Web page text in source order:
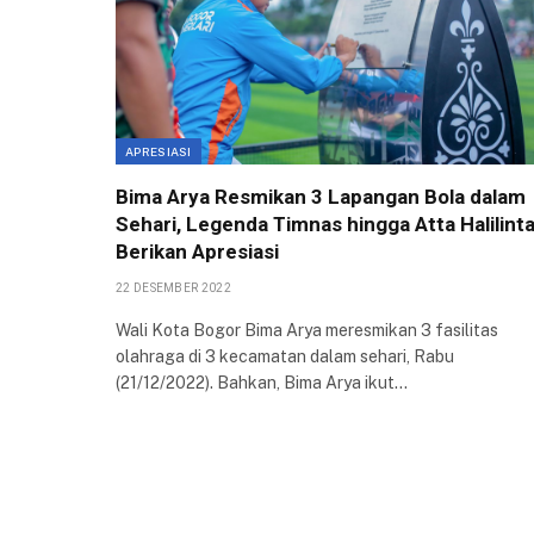
APRESIASI
Bima Arya Resmikan 3 Lapangan Bola dalam
Sehari, Legenda Timnas hingga Atta
Berikan Apresiasi
22 DESEMBER 2022
Wali Kota Bogor Bima Arya meresmikan 3 fasilitas
olahraga di 3 kecamatan dalam sehari, Rabu
(21/12/2022). Bahkan, Bima Arya ikut…